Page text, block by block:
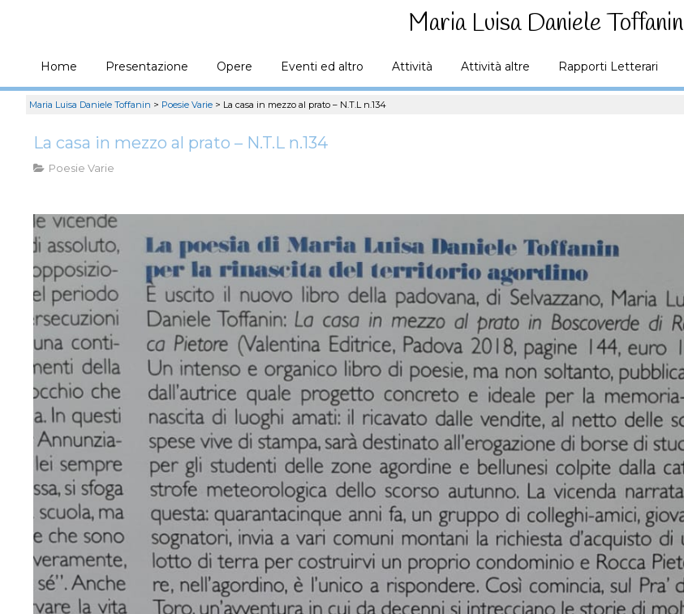
Maria Luisa Daniele Toffanin
Home Presentazione Opere Eventi ed altro Attività Attività altre Rapporti Letterari
Maria Luisa Daniele Toffanin > Poesie Varie > La casa in mezzo al prato – N.T.L n.134
La casa in mezzo al prato – N.T.L n.134
Poesie Varie